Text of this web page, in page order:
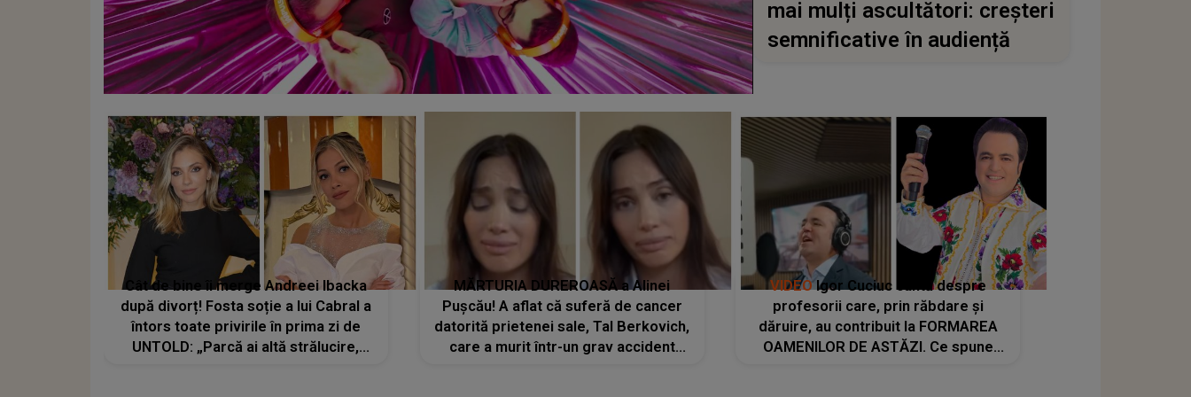
mai mulți ascultători: creșteri
semnificative în audiență
Cât de bine îi merge Andreei Ibacka
după divorț! Fosta soție a lui Cabral a
întors toate privirile în prima zi de
UNTOLD: „Parcă ai altă strălucire,
MĂRTURIA DUREROASĂ a Alinei
Pușcău! A aflat că suferă de cancer
datorită prietenei sale, Tal Berkovich,
care a murit într-un grav accident
VIDEOIgor Cuciuc cântă despre
profesorii care, prin răbdare și
dăruire, au contribuit la FORMAREA
OAMENILOR DE ASTĂZI. Ce spune